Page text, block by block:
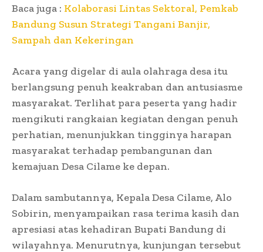
Baca juga : Kolaborasi Lintas Sektoral, Pemkab
Bandung Susun Strategi Tangani Banjir,
Sampah dan Kekeringan
Acara yang digelar di aula olahraga desa itu
berlangsung penuh keakraban dan antusiasme
masyarakat. Terlihat para peserta yang hadir
mengikuti rangkaian kegiatan dengan penuh
perhatian, menunjukkan tingginya harapan
masyarakat terhadap pembangunan dan
kemajuan Desa Cilame ke depan.
Dalam sambutannya, Kepala Desa Cilame, Alo
Sobirin, menyampaikan rasa terima kasih dan
apresiasi atas kehadiran Bupati Bandung di
wilayahnya. Menurutnya, kunjungan tersebut